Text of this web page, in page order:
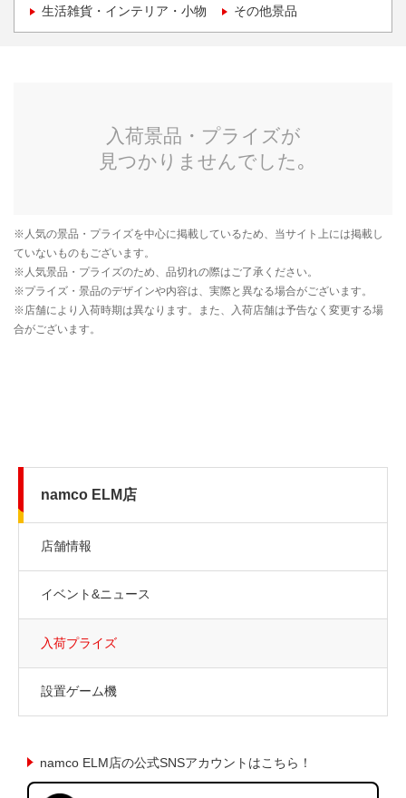
生活雑貨・インテリア・小物 その他景品
namco ELM店
店舗情報
イベント&ニュース
入荷プライズ
設置ゲーム機
namco ELM店の公式SNSアカウントはこちら！